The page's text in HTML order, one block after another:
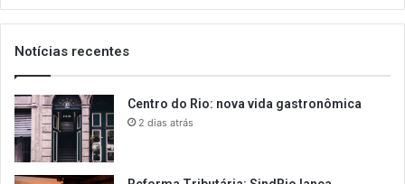
email
Notícias recentes
Centro do Rio: nova vida gastronômica
2 dias atrás